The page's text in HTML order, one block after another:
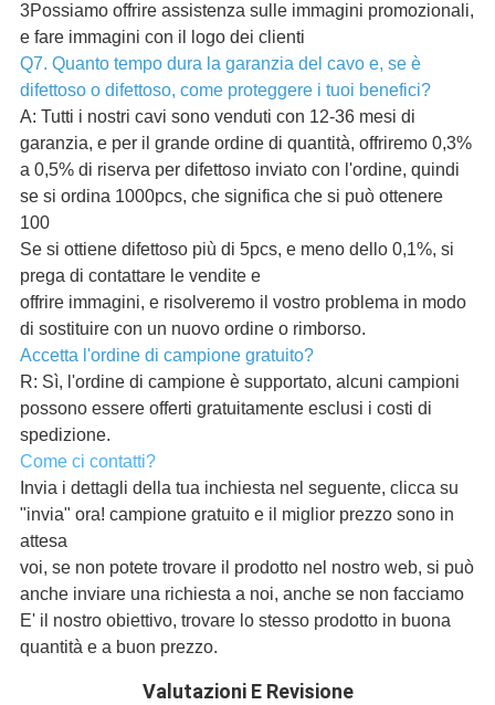
3Possiamo offrire assistenza sulle immagini promozionali,
e fare immagini con il logo dei clienti
Q7. Quanto tempo dura la garanzia del cavo e, se è
difettoso o difettoso, come proteggere i tuoi benefici?
A: Tutti i nostri cavi sono venduti con 12-36 mesi di
garanzia, e per il grande ordine di quantità, offriremo 0,3%
a 0,5% di riserva per difettoso inviato con l'ordine, quindi
se si ordina 1000pcs, che significa che si può ottenere
100
Se si ottiene difettoso più di 5pcs, e meno dello 0,1%, si
prega di contattare le vendite e
offrire immagini, e risolveremo il vostro problema in modo
di sostituire con un nuovo ordine o rimborso.
Accetta l'ordine di campione gratuito?
R: Sì, l'ordine di campione è supportato, alcuni campioni
possono essere offerti gratuitamente esclusi i costi di
spedizione.
Come ci contatti?
Invia i dettagli della tua inchiesta nel seguente, clicca su
"invia" ora! campione gratuito e il miglior prezzo sono in
attesa
voi, se non potete trovare il prodotto nel nostro web, si può
anche inviare una richiesta a noi, anche se non facciamo
E' il nostro obiettivo, trovare lo stesso prodotto in buona
quantità e a buon prezzo.
Valutazioni E Revisione